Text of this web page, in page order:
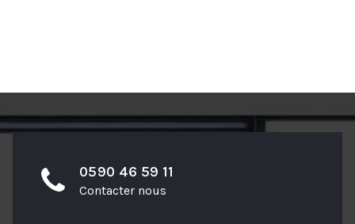
0590 46 59 11
Contacter nous